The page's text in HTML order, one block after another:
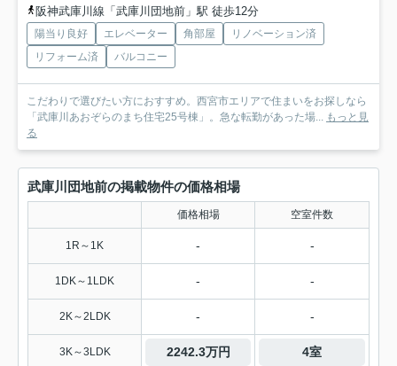
阪神武庫川線「武庫川団地前」駅 徒歩12分
陽当り良好 エレベーター 角部屋
リノベーション済
リフォーム済
バルコニー
こだわりで選びたい方におすすめ。西宮市エリアで住まいをお探しなら
「武庫川あおぞらのまち住宅25号棟」。急な転勤があった場... もっと見
る
武庫川団地前の掲載物件の価格相場
価格相場 空室件数
1R～1K - -
1DK～1LDK - -
2K～2LDK - -
3K～3LDK 2242.3万円 4室